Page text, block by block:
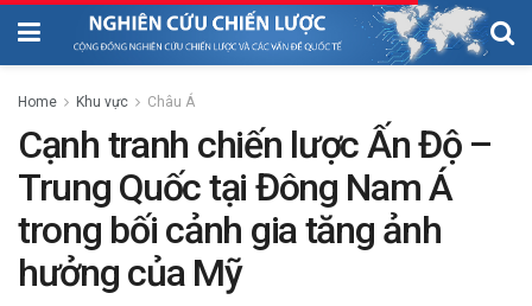
Home Khu vực Châu Á
Cạnh tranh chiến lược Ấn Độ –
Trung Quốc tại Đông Nam Á
trong bối cảnh gia tăng ảnh
hưởng của Mỹ